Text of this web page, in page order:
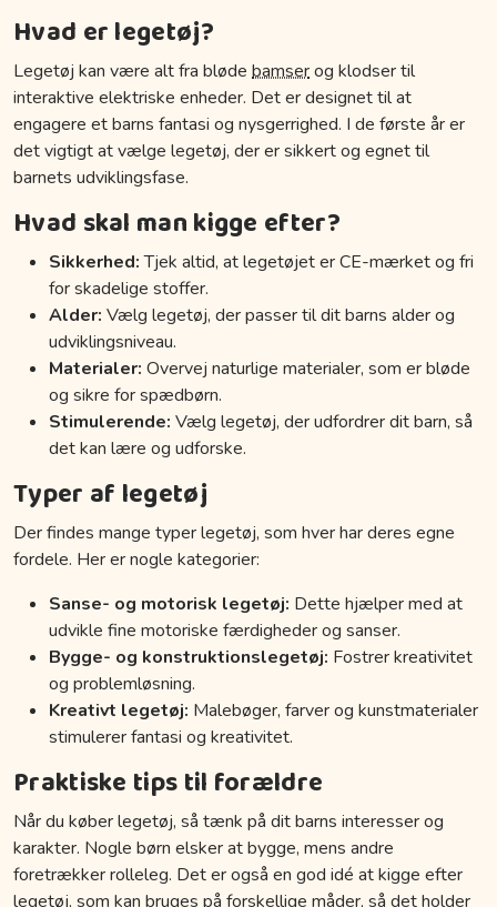
Hvad er legetøj?
Legetøj kan være alt fra bløde bamserog klodser til
interaktive elektriske enheder. Det er designet til at
engagere et barns fantasi og nysgerrighed. I de første år er
det vigtigt at vælge legetøj, der er sikkert og egnet til
barnets udviklingsfase.
Hvad skal man kigge efter?
Sikkerhed:Tjek altid, at legetøjet er CE-mærket og fri
for skadelige stoffer.
Alder: Vælg legetøj, der passer til dit barns alder og
udviklingsniveau.
Materialer: Overvej naturlige materialer, som er bløde
og sikre for spædbørn.
Stimulerende: Vælg legetøj, der udfordrer dit barn, så
det kan lære og udforske.
Typer af legetøj
Der findes mange typer legetøj, som hver har deres egne
fordele. Her er nogle kategorier:
Sanse- og motorisk legetøj: Dette hjælper med at
udvikle fine motoriske færdigheder og sanser.
Bygge- og konstruktionslegetøj: Fostrer kreativitet
og problemløsning.
Kreativt legetøj: Malebøger, farver og kunstmaterialer
stimulerer fantasi og kreativitet.
Praktiske tips til forældre
Når du køber legetøj, så tænk på dit barns interesser og
karakter. Nogle børn elsker at bygge, mens andre
foretrækker rolleleg. Det er også en god idé at kigge efter
legetøj, som kan bruges på forskellige måder, så det holder